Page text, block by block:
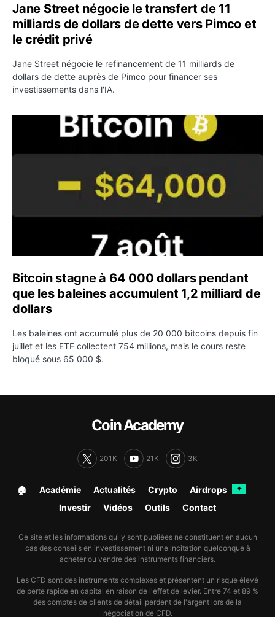
Jane Street négocie le transfert de 11
milliards de dollars de dette vers Pimco et
le crédit privé
Jane Street négocie le refinancement de 11 milliards de
dollars de dette auprès de Pimco pour financer ses
investissements dans l'IA.
Bitcoin stagne à 64 000 dollars pendant que les
Bitcoin stagne à 64 000 dollars pendant
que les baleines accumulent 1,2 milliard de
dollars
Les baleines ont accumulé plus de 20 000 bitcoins depuis fin
juillet et les ETF collectent 754 millions, mais le cours reste
bloqué sous 65 000 $.
Coin Academy
201K 21K 3K
🏠︎ Académie Actualités Crypto Airdrops ✦
Investir Vidéos Outils Contact
Ce site et les informations qui y sont publiées ne constituent en aucun
cas des conseils en investissement ni une incitation quelconque à
acheter ou vendre des instruments financiers.
Les CFD sont des instruments complexes et présentent un risque élevé
de perte rapide en capital en raison de l'effet de levier. Entre 74 et 89 %
des comptes de clients de détail perdent de l'argent lors de la
négociation de CFD.